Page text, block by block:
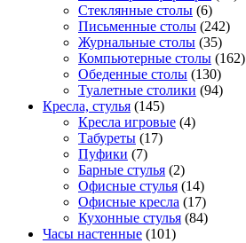
Стеклянные столы (6)
Письменные столы (242)
Журнальные столы (35)
Компьютерные столы (162)
Обеденные столы (130)
Туалетные столики (94)
Кресла, стулья (145)
Кресла игровые (4)
Табуреты (17)
Пуфики (7)
Барные стулья (2)
Офисные стулья (14)
Офисные кресла (17)
Кухонные стулья (84)
Часы настенные (101)